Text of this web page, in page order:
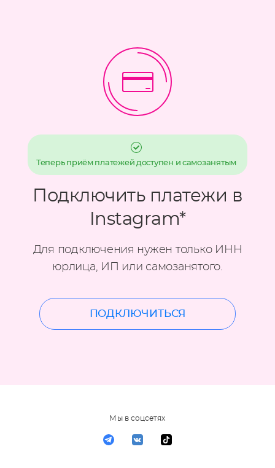
Теперь приём платежей доступен и самозанятым
Подключить платежи в
Instagram*
Для подключения нужен только ИНН
юрлица, ИП или самозанятого.
ПОДКЛЮЧИТЬСЯ
Мы в соцсетях